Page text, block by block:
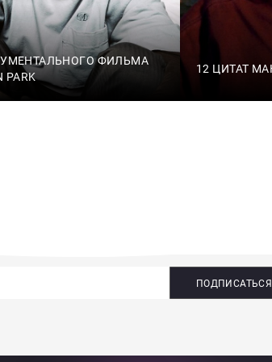
ФИЛЬМА
PARK
12 ЦИТАТ
ПОДПИСАТЬСЯ